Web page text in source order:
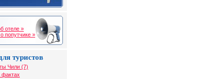
отеле »
попутчике »
туристов
Чили (7)